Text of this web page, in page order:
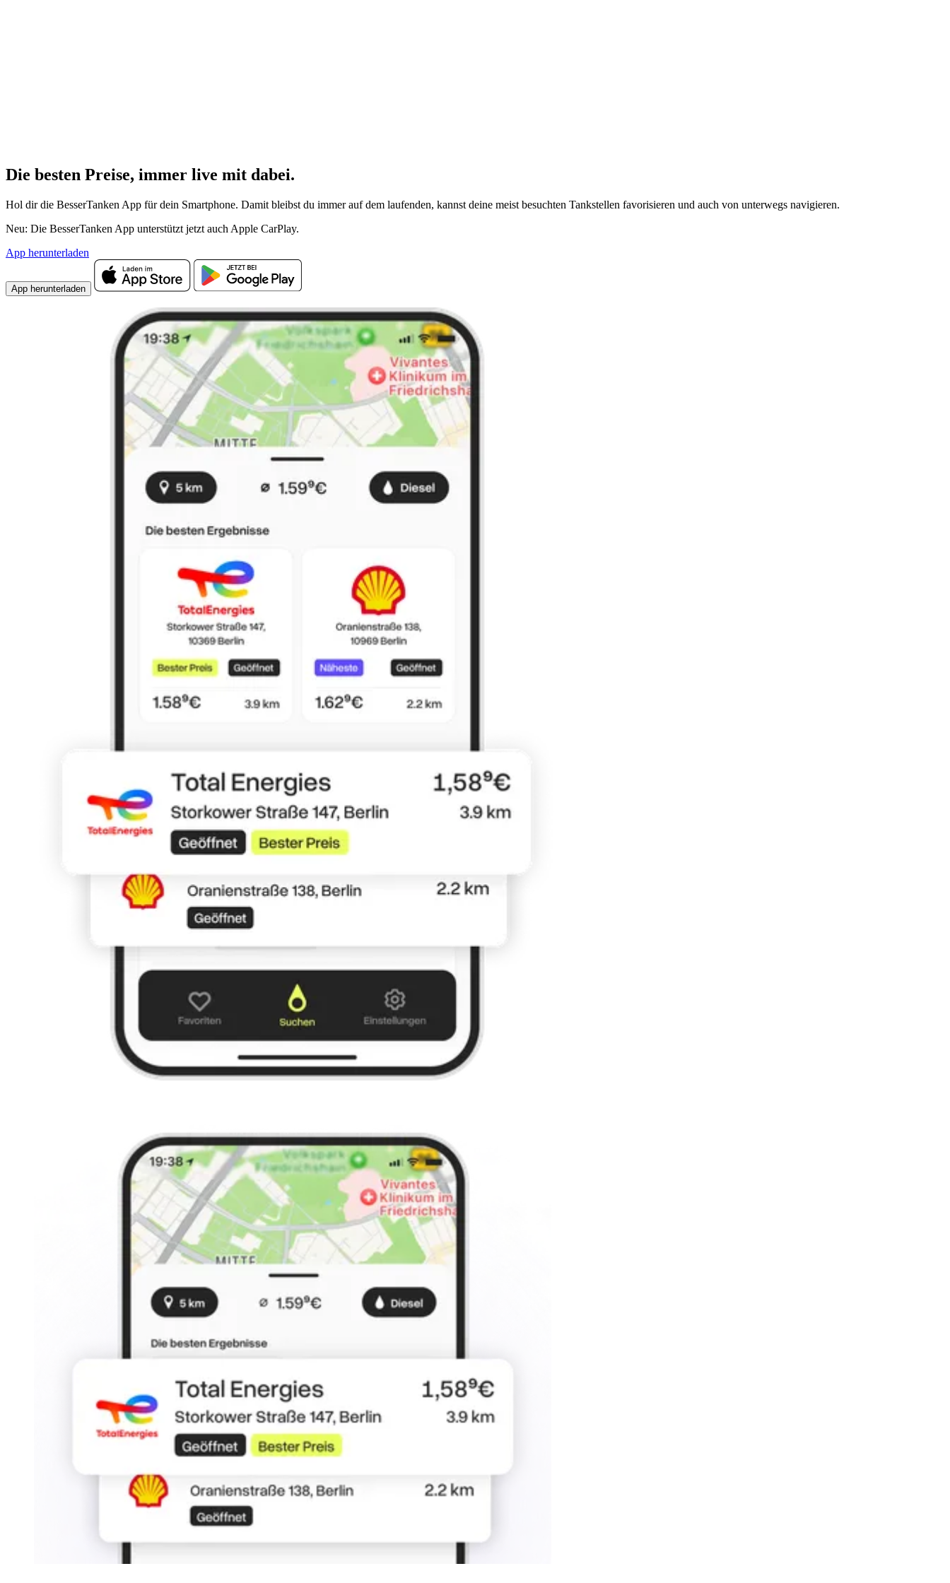
Die besten Preise, immer live mit dabei.
Hol dir die BesserTanken App für dein Smartphone. Damit bleibst du immer auf dem laufenden, kannst deine meist besuchten Tankstellen favorisieren und auch von unterwegs navigieren.
Neu: Die BesserTanken App unterstützt jetzt auch Apple CarPlay.
App herunterladen
App herunterladen